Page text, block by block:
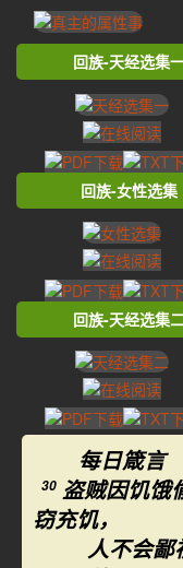
回族-天经选集
回族-女性选集
回族-天经选集
每日箴言
30 盗贼因饥饿
窃充饥，
人不会鄙